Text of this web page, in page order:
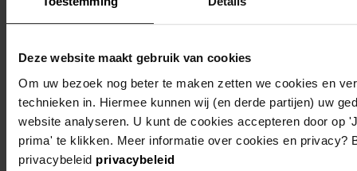
Deze website maakt gebruik van cookies
Om uw bezoek nog beter te maken zetten we cookies en
technieken in. Hiermee kunnen wij (en derde partijen) uw
website analyseren. U kunt de cookies accepteren door op
prima' te klikken. Meer informatie over cookies en privacy?
privacybeleid privacybeleid
noorder-
twisk,
noorder-
koggenland
twisk,
dorpsweg 159
noorder-